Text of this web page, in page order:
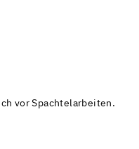
vor Spachtelarbeiten.